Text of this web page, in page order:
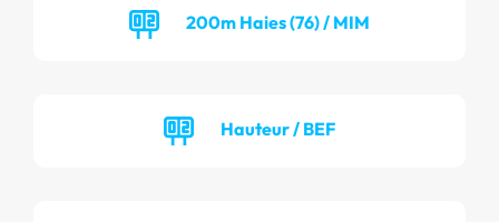
200m Haies (76) / MIM
Hauteur / BEF